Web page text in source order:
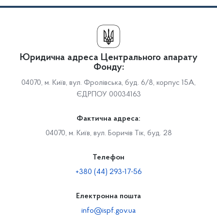
Юридична адреса Центрального апарату
Фонду:
04070, м. Київ, вул. Фролівська, буд. 6/8, корпус 15А,
ЄДРПОУ 00034163
Фактична адреса:
04070, м. Київ, вул. Боричів Тік, буд. 28
Телефон
+380 (44) 293-17-56
Електронна пошта
info@ispf.gov.ua